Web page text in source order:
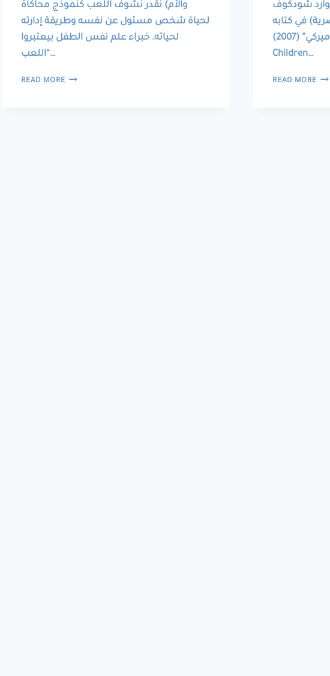
والأم) نقدر نشوف اللعب كنموذج محاكاة
لحياة شخص مسئول عن نفسه وطريقة إدارته
لحياته. خبراء علم نفس الطفل بيعتبروا
“اللعب…
READ MOREليه
شودكوف
في كتابه
“الأطفال عند اللعب: تاريخ أميركي” (2007)
Children…
READ MORE